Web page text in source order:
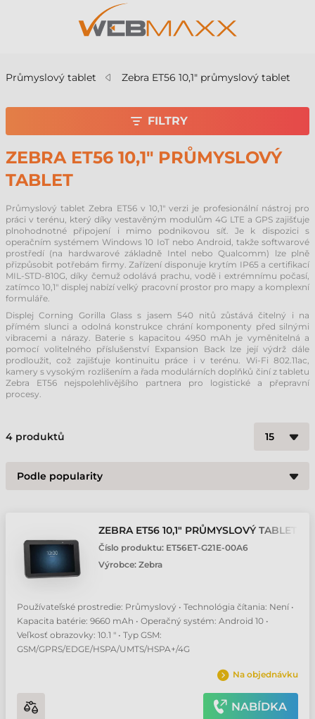
Průmyslový tablet Zebra ET56 10,1" průmyslový tablet
ZEBRA ET56 10,1" PRŮMYSLOVÝ
TABLET
Průmyslový tablet Zebra ET56 v 10,1" verzi je profesionální nástroj pro
práci v terénu, který díky vestavěným modulům 4G LTE a GPS zajišťuje
plnohodnotné připojení i mimo podnikovou síť. Je k dispozici s
operačním systémem Windows 10 IoT nebo Android, takže softwarové
prostředí (na hardwarové základně Intel nebo Qualcomm) lze plně
přizpůsobit potřebám firmy. Zařízení disponuje krytím IP65 a certifikací
MIL-STD-810G, díky čemuž odolává prachu, vodě i extrémnímu počasí,
zatímco 10,1" displej nabízí velký pracovní prostor pro mapy a komplexní
formuláře.
Displej Corning Gorilla Glass s jasem 540 nitů zůstává čitelný i na
přímém slunci a odolná konstrukce chrání komponenty před silnými
vibracemi a nárazy. Baterie s kapacitou 4950 mAh je vyměnitelná a
pomocí volitelného příslušenství Expansion Back lze její výdrž dále
prodloužit, což zajišťuje kontinuitu práce i v terénu. Wi-Fi 802.11ac,
kamery s vysokým rozlišením a řada modulárních doplňků činí z tabletu
Zebra ET56 nejspolehlivějšího partnera pro logistické a přepravní
procesy.
4 produktů
ZEBRA ET56 10,1" PRŮMYSLOVÝ TABLET
Číslo produktu: ET56ET-G21E-00A6
Výrobce: Zebra
Používateľské prostredie: Průmyslový • Technológia čítania: Není •
Kapacita batérie: 9660 mAh • Operačný systém: Android 10 •
Veľkosť obrazovky: 10.1 " • Typ GSM:
GSM/GPRS/EDGE/HSPA/UMTS/HSPA+/4G
Na objednávku
NABÍDKA
FILTRY